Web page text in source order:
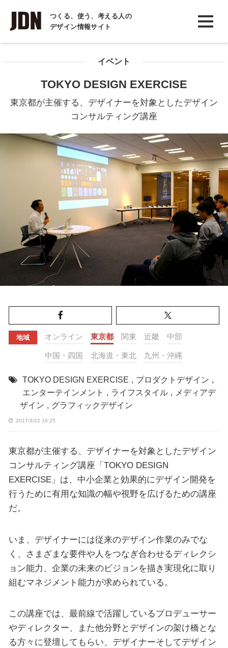
つくる、使う、考える人の
デザイン情報サイト
INTERVIEW
インタビュー
COLUMN
イベント
TOKYO DESIGN EXERCISE
東京都が主催する、デザイナーを対象としたデザイン
コンサルティング講座
地域 オンライン 東京都 関東 近畿 中部
中国・四国 北海道・東北 九州・沖縄
TOKYO DESIGN EXERCISE , プロダクトデザイン ,
エンターテインメント , ライフスタイル , メディアデ
ザイン , グラフィックデザイン
2017/3/22 16:25
東京都が主催する、デザイナーを対象としたデザイン
コンサルティング講座「TOKYO DESIGN
EXERCISE」は、中小企業と効果的にデザイン開発を
行うために有用な知識の幅や視野を広げるための講座
だ。
いま、デザイナーには従来のデザイン作業のみでな
く、さまざまな要件や人をつなぎ合わせるディレクシ
ョン能力、企業の未来のビジョンを描き実現化に取り
組むマネジメント能力が求められている。
この講座では、最前線で活躍しているプロデューサー
やディレクター、また他分野とデザインの架け橋とな
る方々に登壇してもらい、デザイナーそしてデザイン